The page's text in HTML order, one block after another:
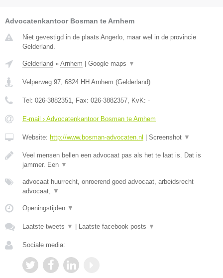
Advocatenkantoor Bosman te Arnhem
Niet gevestigd in de plaats Angerlo, maar wel in de provincie
Gelderland.
Gelderland » Arnhem | Google maps ▼
Velperweg 97 6824 HH Arnhem (Gelderland)
Tel: 026-3882351 , Fax: 026-3882357 , KvK: -
E-mail › Advocatenkantoor Bosman te Arnhem
Website: http://www.bosman-advocaten.nl | Screenshot ▼
Veel mensen bellen een advocaat pas als het te laat is. Dat is
jammer. Een ▼
advocaat huurrecht, onroerend goed advocaat, arbeidsrecht
advocaat,
▼
Openingstijden ▼
Laatste tweets ▼ | Laatste facebook posts ▼
Sociale media: